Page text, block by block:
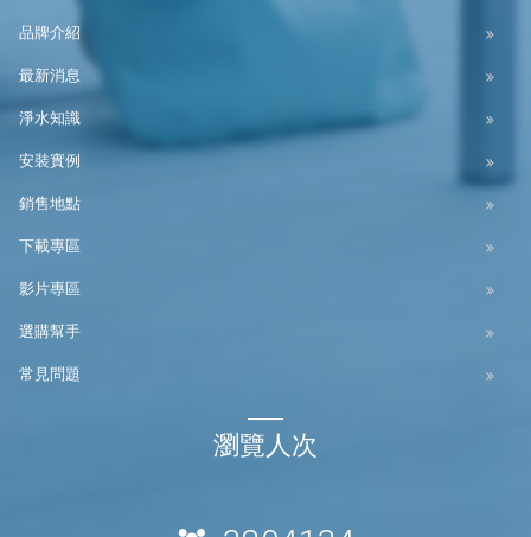
品牌介紹
最新消息
淨水知識
安裝實例
銷售地點
下載專區
影片專區
選購幫手
常見問題
瀏覽人次